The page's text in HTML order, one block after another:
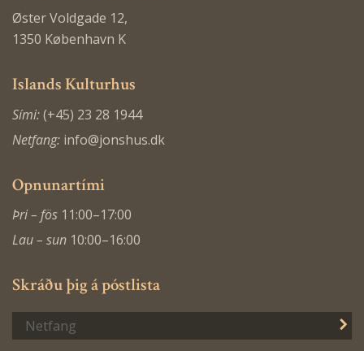
Øster Voldgade 12,
1350 København K
Islands Kulturhus
Sími:(+45) 23 28 1944
Netfang: info@jonshus.dk
Opnunartími
Þri – fös 11:00–17:00
Lau – sun 10:00–16:00
Skráðu þig á póstlista